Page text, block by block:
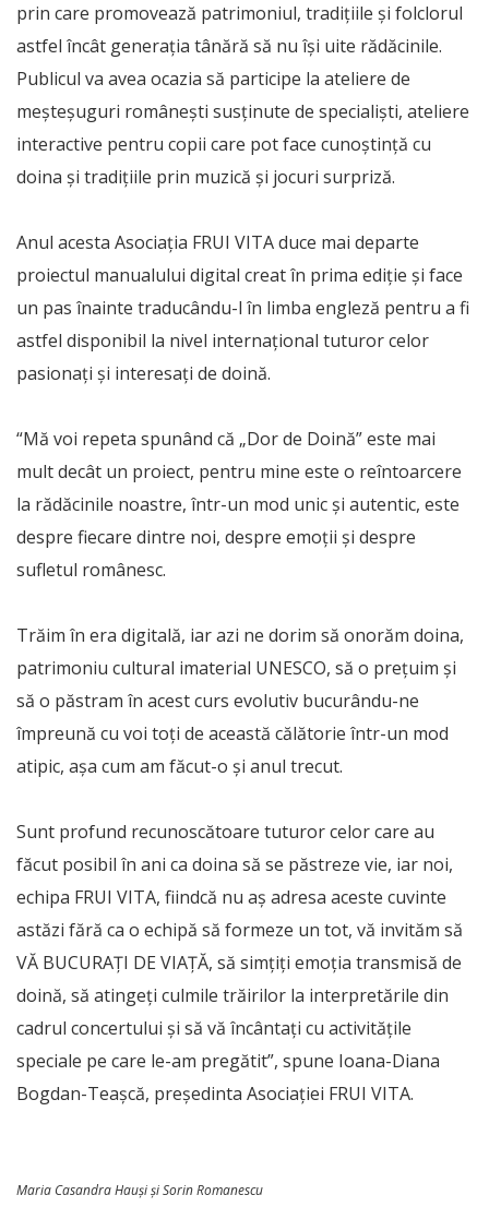
prin care promovează patrimoniul, tradițiile și folclorul
astfel încât generația tânără să nu își uite rădăcinile.
Publicul va avea ocazia să participe la ateliere de
meșteșuguri românești susținute de specialiști, ateliere
interactive pentru copii care pot face cunoștință cu
doina și tradițiile prin muzică și jocuri surpriză.
Anul acesta Asociația FRUI VITA duce mai departe
proiectul manualului digital creat în prima ediție și face
un pas înainte traducându-l în limba engleză pentru a fi
astfel disponibil la nivel internațional tuturor celor
pasionați și interesați de doină.
“Mă voi repeta spunând că „Dor de Doină” este mai
mult decât un proiect, pentru mine este o reîntoarcere
la rădăcinile noastre, într-un mod unic și autentic, este
despre fiecare dintre noi, despre emoții și despre
sufletul românesc.
Trăim în era digitală, iar azi ne dorim să onorăm doina,
patrimoniu cultural imaterial UNESCO, să o prețuim și
să o păstram în acest curs evolutiv bucurându-ne
împreună cu voi toți de această călătorie într-un mod
atipic, așa cum am făcut-o și anul trecut.
Sunt profund recunoscătoare tuturor celor care au
făcut posibil în ani ca doina să se păstreze vie, iar noi,
echipa FRUI VITA, fiindcă nu aș adresa aceste cuvinte
astăzi fără ca o echipă să formeze un tot, vă invităm să
VĂ BUCURAȚI DE VIAȚĂ, să simțiți emoția transmisă de
doină, să atingeți culmile trăirilor la interpretările din
cadrul concertului și să vă încântați cu activitățile
speciale pe care le-am pregătit”, spune Ioana-Diana
Bogdan-Teașcă, președinta Asociației FRUI VITA.
Maria Casandra Hauși și Sorin Romanescu